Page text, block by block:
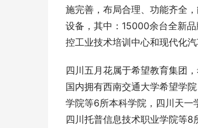
施完善，布局合理、功能齐全
设备，其中：15000余台全新
控工业技术培训中心和现代化汽
四川五月花属于希望教育集团
国内拥有西南交通大学希望学
学院等6所本科学院，四川天一
四川托普信息技术职业学院等8